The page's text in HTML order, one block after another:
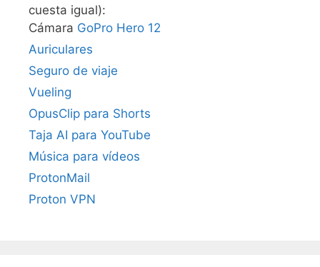
cuesta igual):
Cámara GoPro Hero 12
Auriculares
Seguro de viaje
Vueling
OpusClip para Shorts
Taja AI para YouTube
Música para vídeos
ProtonMail
Proton VPN